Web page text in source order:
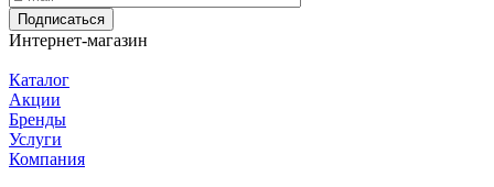
Подписаться
Интернет-магазин
Каталог
Акции
Бренды
Услуги
Компания